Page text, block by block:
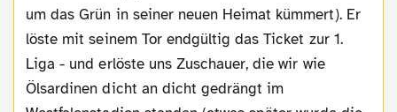
um das Grün in seiner neuen Heimat kümmert). Er
löste mit seinem Tor endgültig das Ticket zur 1.
Liga - und erlöste uns Zuschauer, die wir wie
Ölsardinen dicht an dicht gedrängt im